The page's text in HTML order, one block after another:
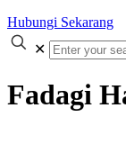
Hubungi Sekarang
✕
Fadagi